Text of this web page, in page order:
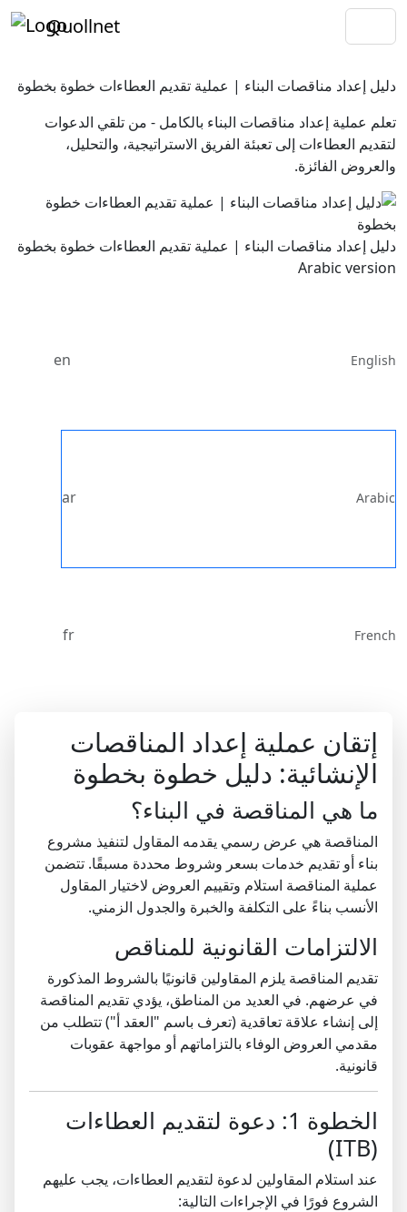
Quollnet
دليل إعداد مناقصات البناء | عملية تقديم العطاءات خطوة بخطوة
تعلم عملية إعداد مناقصات البناء بالكامل - من تلقي الدعوات
لتقديم العطاءات إلى تعبئة الفريق الاستراتيجية، والتحليل،
والعروض الفائزة.
دليل إعداد مناقصات البناء | عملية تقديم العطاءات خطوة بخطوة
Arabic version
en English
ar Arabic
fr French
إتقان عملية إعداد المناقصات
الإنشائية: دليل خطوة بخطوة
ما هي المناقصة في البناء؟
المناقصة هي عرض رسمي يقدمه المقاول لتنفيذ مشروع
بناء أو تقديم خدمات بسعر وشروط محددة مسبقًا. تتضمن
عملية المناقصة استلام وتقييم العروض لاختيار المقاول
الأنسب بناءً على التكلفة والخبرة والجدول الزمني.
الالتزامات القانونية للمناقص
تقديم المناقصة يلزم المقاولين قانونيًا بالشروط المذكورة
في عرضهم. في العديد من المناطق، يؤدي تقديم المناقصة
إلى إنشاء علاقة تعاقدية (تعرف باسم "العقد أ") تتطلب من
مقدمي العروض الوفاء بالتزاماتهم أو مواجهة عقوبات
قانونية.
الخطوة 1: دعوة لتقديم العطاءات
(ITB)
عند استلام المقاولين لدعوة لتقديم العطاءات، يجب عليهم
الشروع فورًا في الإجراءات التالية: